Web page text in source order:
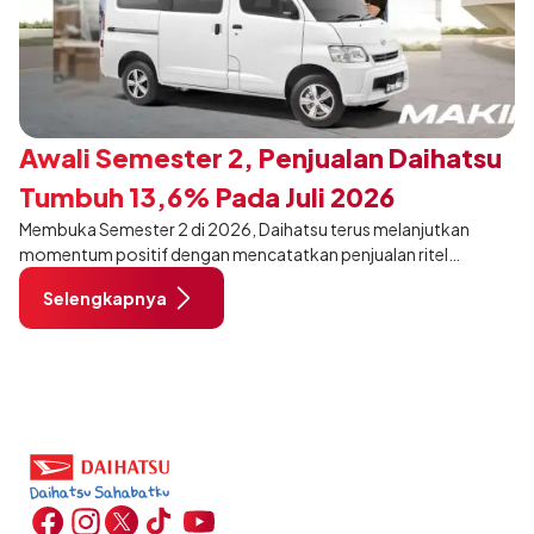
Awali Semester 2, Penjualan Daihatsu
Tumbuh 13,6% Pada Juli 2026
Membuka Semester 2 di 2026, Daihatsu terus melanjutkan
momentum positif dengan mencatatkan penjualan ritel
sebanyak 12.750 unit pada Juli 2026. Capaian tersebut tumbuh
13,6% dibandingkan periode yang sama tahun lalu sebanyak
11.220 unit, dan tetap stabil dibandingkan bulan Juni 2026 lalu.
Selengkapnya